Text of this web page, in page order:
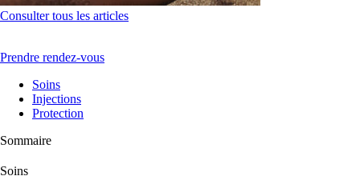
Consulter tous les articles
Prendre rendez-vous
Soins
Injections
Protection
Sommaire
Soins